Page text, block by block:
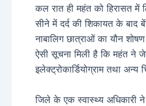
कल रात ही महंत को हिरासत में
सीने में दर्द की शिकायत के बाद
नाबालिग छात्राओं का यौन
ऐसी सूचना मिली है कि महंत ने
इलेक्ट्रोकार्डियोग्राम तथा
जिले के एक स्वास्थ्य अधिकारी